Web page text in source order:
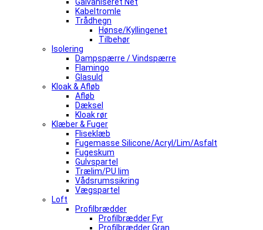
Kabeltromle
Trådhegn
Hønse/Kyllingenet
Tilbehør
Isolering
Dampspærre / Vindspærre
Flamingo
Glasuld
Kloak & Afløb
Afløb
Dæksel
Kloak rør
Klæber & Fuger
Fliseklæb
Fugemasse Silicone/Acryl/Lim/Asfalt
Fugeskum
Gulvspartel
Trælim/PU lim
Vådsrumssikring
Vægspartel
Loft
Profilbrædder
Profilbrædder Fyr
Profilbrædder Gran